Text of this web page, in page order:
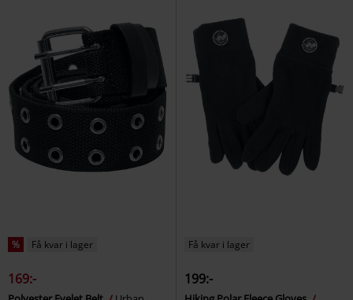
% Få kvar i lager
169:-
Få kvar i lager
199:-